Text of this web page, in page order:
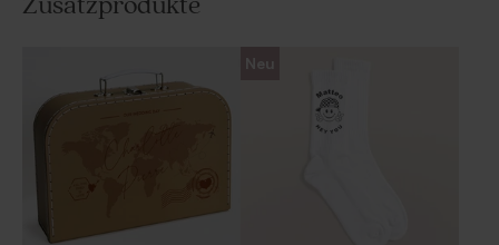
Zusatzprodukte
Neu